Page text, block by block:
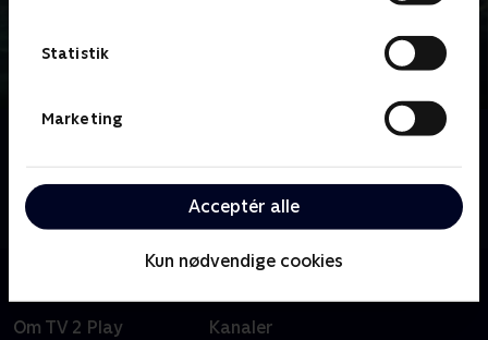
Statistik
Marketing
Acceptér alle
Kun nødvendige cookies
assistent efterforsker mord begået rundt i hele
Midsomer-regionen.
Om TV 2 Play Kanaler